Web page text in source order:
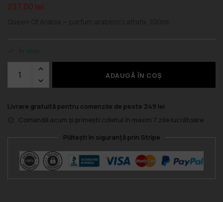
237,00 lei
În stoc
ADAUGĂ ÎN COȘ
Livrare gratuită pentru comenzile de peste 249 lei
Comandă acum și primești coletul în maxim 7 zile lucrătoare
Plătești în siguranță prin Stripe